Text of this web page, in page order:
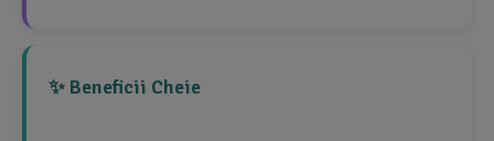
✨ Beneficii Cheie